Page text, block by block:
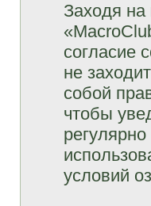
Заходя
согласие
не
собой
чтобы
условий